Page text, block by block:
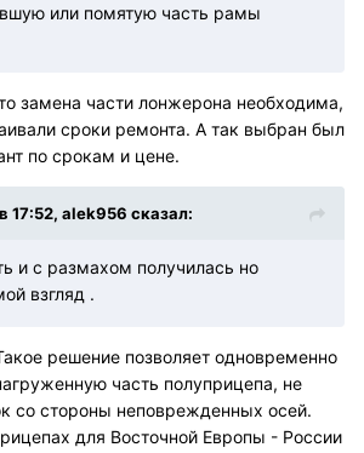
или помятую часть рамы
замена части лонжерона необходима,
сроки ремонта. А так выбран был
по срокам и цене.
17:52, alek956 сказал:
и с размахом получилась но
взгляд .
решение позволяет одновременно
часть полуприцепа, не
со стороны неповрежденных осей.
для Восточной Европы - России